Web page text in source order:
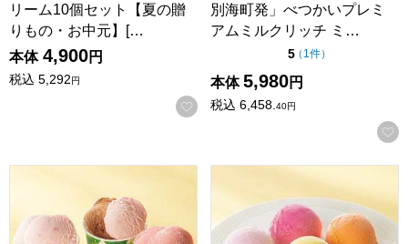
リーム10個セット【夏の贈
りもの・お中元】[…
本体 4,900円
税込 5,292円
お気に入りに登録する
別海町発」べつかいプレミ
アムミルクリッチ ミ…
5点（5点満点中）
（ 1件の評価
）
本体 5,980円
税込 6,458. 40円
博多あまおうのこだわりアイス【夏の贈りもの・お中元】
〜果実の便り〜国産フルー